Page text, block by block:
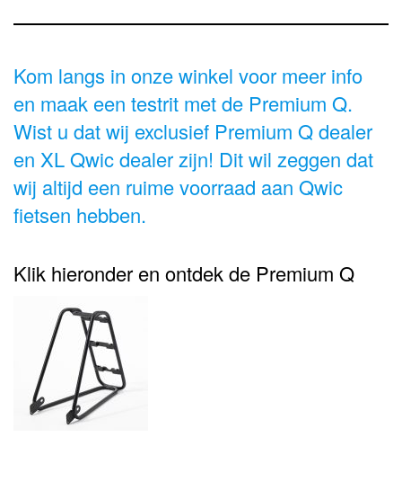
Kom langs in onze winkel voor meer info
en maak een testrit met de Premium Q.
Wist u dat wij exclusief Premium Q dealer
en XL Qwic dealer zijn! Dit wil zeggen dat
wij altijd een ruime voorraad aan Qwic
fietsen hebben.
Klik hieronder en ontdek de Premium Q